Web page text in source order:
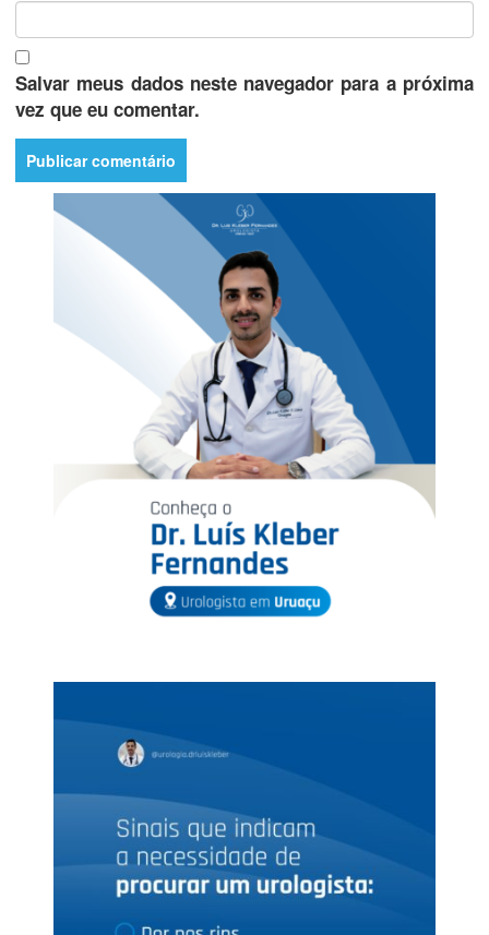
Salvar meus dados neste navegador para a próxima
vez que eu comentar.